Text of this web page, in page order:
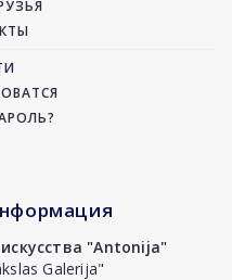
"Antonija"
Galerija"